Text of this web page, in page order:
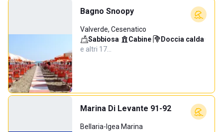
Bagno Snoopy
Valverde, Cesenatico
Sabbiosa· Cabine· Doccia calda·
e altri 17…
Marina Di Levante 91-92
Bellaria-Igea Marina